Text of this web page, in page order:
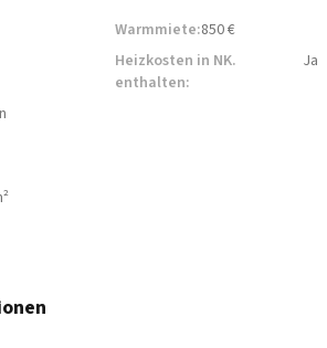
Warmmiete:850 €
Heizkosten in NK.
enthalten:
Ja